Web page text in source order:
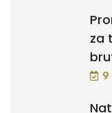
za
9